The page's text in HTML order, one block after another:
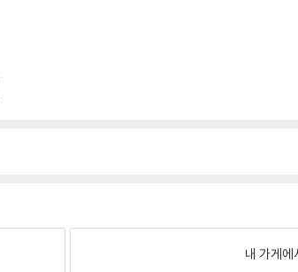
내 가게에